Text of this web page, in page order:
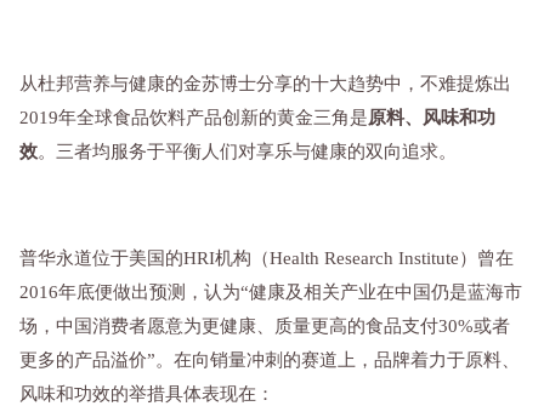
从杜邦营养与健康的金苏博士分享的十大趋势中，不难提炼出
2019年全球食品饮料产品创新的黄金三角是原料、风味和功
效。三者均服务于平衡人们对享乐与健康的双向追求。
普华永道位于美国的HRI机构（Health Research Institute）曾在
2016年底便做出预测，认为“健康及相关产业在中国仍是蓝海市
场，中国消费者愿意为更健康、质量更高的食品支付30%或者
更多的产品溢价”。在向销量冲刺的赛道上，品牌着力于原料、
风味和功效的举措具体表现在：